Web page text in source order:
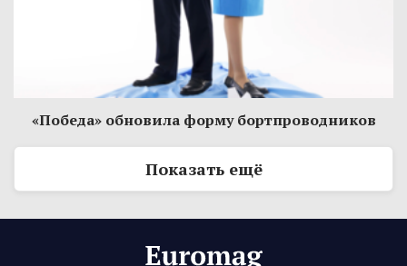
«Победа» обновила форму бортпроводников
Показать ещё